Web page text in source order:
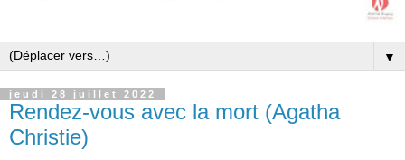
▼
jeudi 28 juillet 2022
Rendez-vous avec la mort (Agatha
Christie)